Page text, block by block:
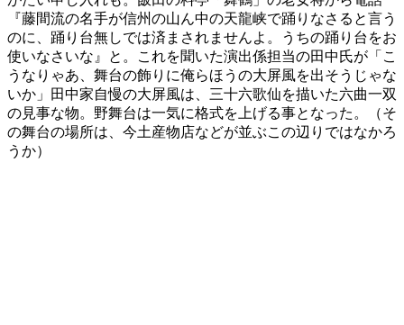
『藤間流の名手が信州の山ん中の天龍峡で踊りなさると言う
のに、踊り台無しでは済まされませんよ。うちの踊り台をお
使いなさいな』と。これを聞いた演出係担当の田中氏が「こ
うなりゃあ、舞台の飾りに俺らほうの大屏風を出そうじゃな
いか」田中家自慢の大屏風は、三十六歌仙を描いた六曲一双
の見事な物。野舞台は一気に格式を上げる事となった。（そ
の舞台の場所は、今土産物店などが並ぶこの辺りではなかろ
うか）